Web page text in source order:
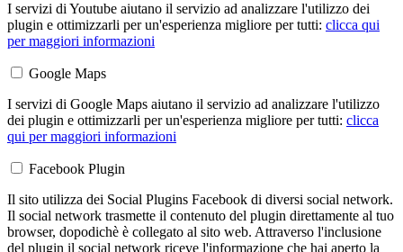
I servizi di Youtube aiutano il servizio ad analizzare l'utilizzo dei
plugin e ottimizzarli per un'esperienza migliore per tutti: clicca qui
per maggiori informazioni
Google Maps
I servizi di Google Maps aiutano il servizio ad analizzare l'utilizzo
dei plugin e ottimizzarli per un'esperienza migliore per tutti: clicca
qui per maggiori informazioni
Facebook Plugin
Il sito utilizza dei Social Plugins Facebook di diversi social network.
Il social network trasmette il contenuto del plugin direttamente al tuo
browser, dopodichè è collegato al sito web. Attraverso l'inclusione
del plugin il social network riceve l'informazione che hai aperto la